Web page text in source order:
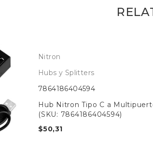
Nitron
Hubs y Splitters
7864186404594
Hub Nitron Tipo C a
(SKU: 7864186404594)
$50,31